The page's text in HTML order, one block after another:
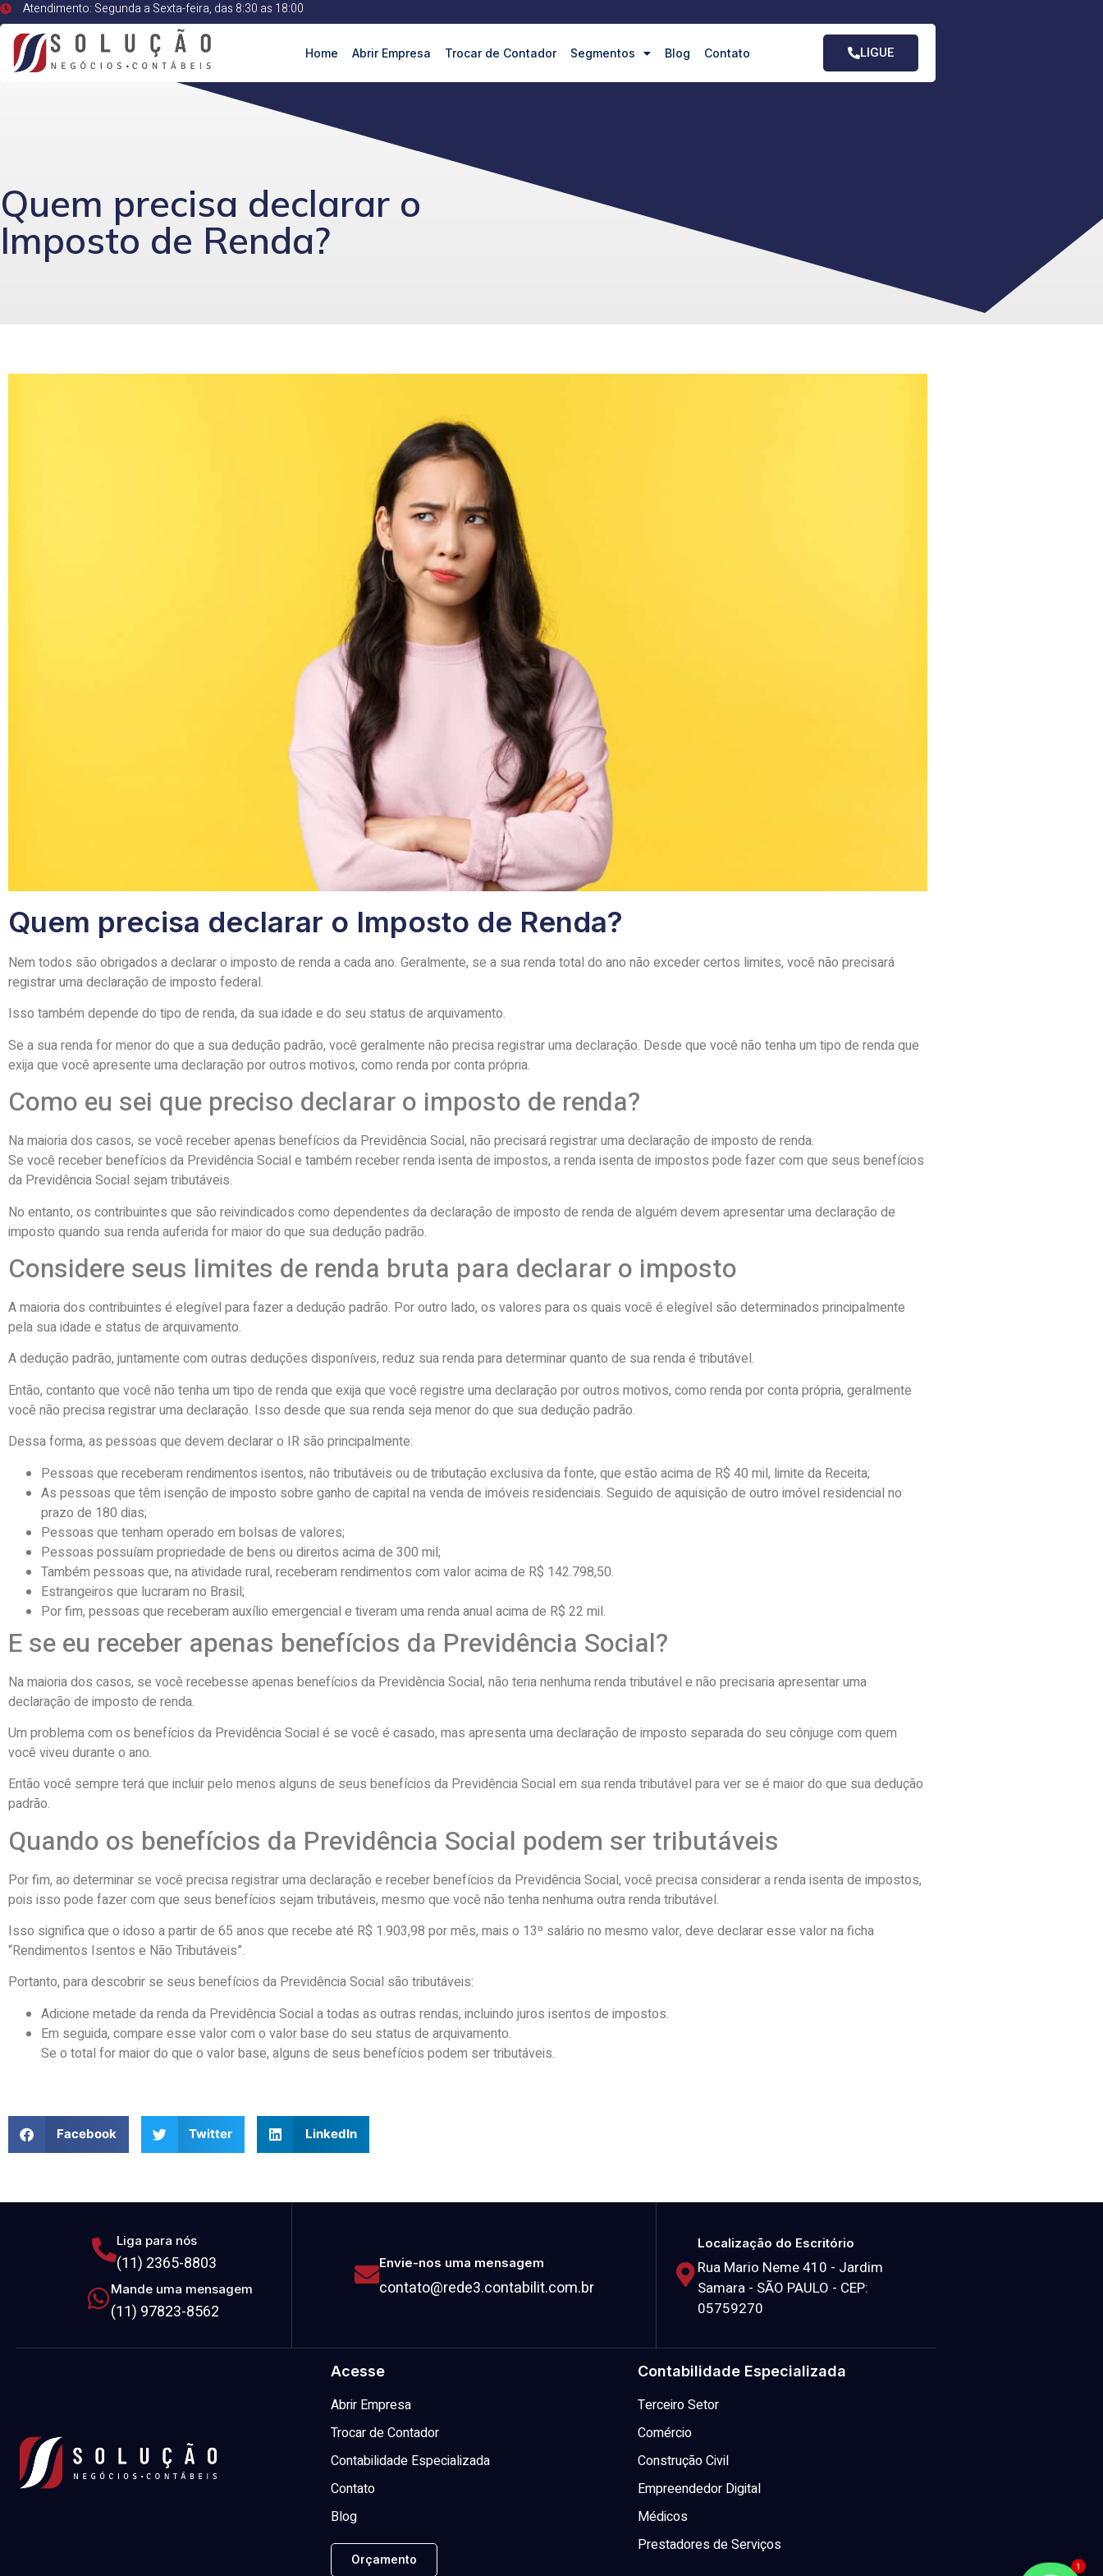
Atendimento: Segunda a Sexta-feira, das 8:30 as 18:00
Home Abrir Empresa Trocar de Contador Segmentos Blog Contato LIGUE
Quem precisa declarar o
Imposto de Renda?
Quem precisa declarar o Imposto de Renda?
Nem todos são obrigados a declarar o imposto de renda a cada ano. Geralmente, se a sua renda total do ano não exceder certos limites, você não precisará
registrar uma declaração de imposto federal.
Isso também depende do tipo de renda, da sua idade e do seu status de arquivamento.
Se a sua renda for menor do que a sua dedução padrão, você geralmente não precisa registrar uma declaração. Desde que você não tenha um tipo de renda que
exija que você apresente uma declaração por outros motivos, como renda por conta própria.
Como eu sei que preciso declarar o imposto de renda?
Na maioria dos casos, se você receber apenas benefícios da Previdência Social, não precisará registrar uma declaração de imposto de renda.
Se você receber benefícios da Previdência Social e também receber renda isenta de impostos, a renda isenta de impostos pode fazer com que seus benefícios
da Previdência Social sejam tributáveis.
No entanto, os contribuintes que são reivindicados como dependentes da declaração de imposto de renda de alguém devem apresentar uma declaração de
imposto quando sua renda auferida for maior do que sua dedução padrão.
Considere seus limites de renda bruta para declarar o imposto
A maioria dos contribuintes é elegível para fazer a dedução padrão. Por outro lado, os valores para os quais você é elegível são determinados principalmente
pela sua idade e status de arquivamento.
A dedução padrão, juntamente com outras deduções disponíveis, reduz sua renda para determinar quanto de sua renda é tributável.
Então, contanto que você não tenha um tipo de renda que exija que você registre uma declaração por outros motivos, como renda por conta própria, geralmente
você não precisa registrar uma declaração. Isso desde que sua renda seja menor do que sua dedução padrão.
Dessa forma, as pessoas que devem declarar o IR são principalmente:
Pessoas que receberam rendimentos isentos, não tributáveis ou de tributação exclusiva da fonte, que estão acima de R$ 40 mil, limite da Receita;
As pessoas que têm isenção de imposto sobre ganho de capital na venda de imóveis residenciais. Seguido de aquisição de outro imóvel residencial no
prazo de 180 dias;
Pessoas que tenham operado em bolsas de valores;
Pessoas possuíam propriedade de bens ou direitos acima de 300 mil;
Também pessoas que, na atividade rural, receberam rendimentos com valor acima de R$ 142.798,50.
Estrangeiros que lucraram no Brasil;
Por fim, pessoas que receberam auxílio emergencial e tiveram uma renda anual acima de R$ 22 mil.
E se eu receber apenas benefícios da Previdência Social?
Na maioria dos casos, se você recebesse apenas benefícios da Previdência Social, não teria nenhuma renda tributável e não precisaria apresentar uma
declaração de imposto de renda.
Um problema com os benefícios da Previdência Social é se você é casado, mas apresenta uma declaração de imposto separada do seu cônjuge com quem
você viveu durante o ano.
Então você sempre terá que incluir pelo menos alguns de seus benefícios da Previdência Social em sua renda tributável para ver se é maior do que sua dedução
padrão.
Quando os benefícios da Previdência Social podem ser tributáveis
Por fim, ao determinar se você precisa registrar uma declaração e receber benefícios da Previdência Social, você precisa considerar a renda isenta de impostos,
pois isso pode fazer com que seus benefícios sejam tributáveis, mesmo que você não tenha nenhuma outra renda tributável.
Isso significa que o idoso a partir de 65 anos que recebe até R$ 1.903,98 por mês, mais o 13º salário no mesmo valor, deve declarar esse valor na ficha
“Rendimentos Isentos e Não Tributáveis”.
Portanto, para descobrir se seus benefícios da Previdência Social são tributáveis:
Adicione metade da renda da Previdência Social a todas as outras rendas, incluindo juros isentos de impostos.
Em seguida, compare esse valor com o valor base do seu status de arquivamento.
Se o total for maior do que o valor base, alguns de seus benefícios podem ser tributáveis.
Facebook Twitter LinkedIn
Liga para nós
(11) 2365-8803
Mande uma mensagem
(11) 97823-8562
Envie-nos uma mensagem
contato@rede3.contabilit.com.br
Localização do Escritório
Rua Mario Neme 410 - Jardim
Samara - SÃO PAULO - CEP:
05759270
Acesse
Abrir Empresa
Trocar de Contador
Contabilidade Especializada
Contato
Blog
Orçamento
Contabilidade Especializada
Terceiro Setor
Comércio
Construção Civil
Empreendedor Digital
Médicos
Prestadores de Serviços
1